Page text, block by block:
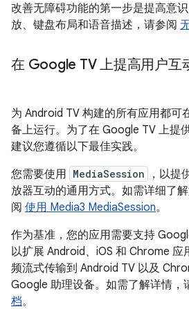
改善无障碍功能的第一步是提高意
放、键盘布局和语音描述，请参阅
在 Google TV 上提高用户互
为 Android TV 构建的所有应用都可
备上运行。为了在 Google TV 上提
建议您遵循以下最佳实践。
您需要使用 MediaSession
，以提
放器互动的通用方式。如需详细了
阅 使用 Media3 MediaSession。
作为基准，您的应用需要支持
以扩展 Android、iOS 和 Chrome
频流式传输到 Android TV 以及
Google 助理设备。如需了解详情，
档。